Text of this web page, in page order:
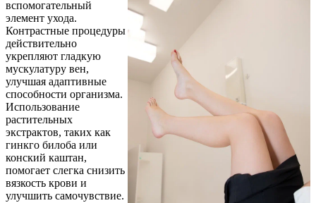
вспомогательный
элемент ухода.
Контрастные процедуры
действительно
укрепляют гладкую
мускулатуру вен,
улучшая адаптивные
способности организма.
Использование
растительных
экстрактов, таких как
гинкго билоба или
конский каштан,
помогает слегка снизить
вязкость крови и
улучшить самочувствие.